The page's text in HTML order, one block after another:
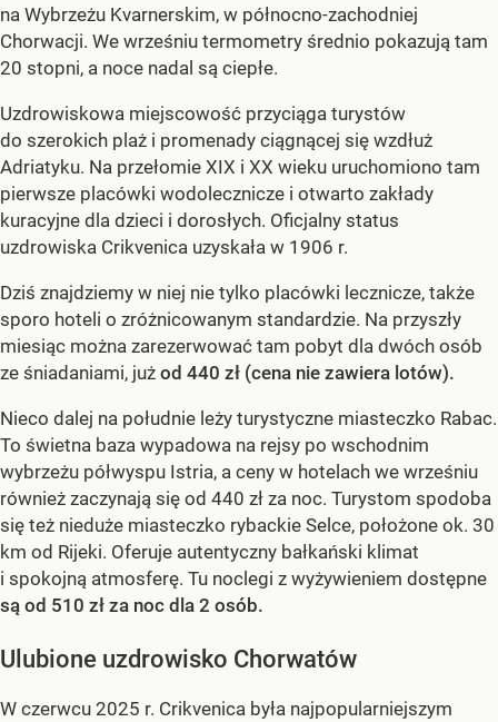
na Wybrzeżu Kvarnerskim, w północno-zachodniej
Chorwacji. We wrześniu termometry średnio pokazują tam
20 stopni, a noce nadal są ciepłe.
Uzdrowiskowa miejscowość przyciąga turystów
do szerokich plaż i promenady ciągnącej się wzdłuż
Adriatyku. Na przełomie XIX i XX wieku uruchomiono tam
pierwsze placówki wodolecznicze i otwarto zakłady
kuracyjne dla dzieci i dorosłych. Oficjalny status
uzdrowiska Crikvenica uzyskała w 1906 r.
Dziś znajdziemy w niej nie tylko placówki lecznicze, także
sporo hoteli o zróżnicowanym standardzie. Na przyszły
miesiąc można zarezerwować tam pobyt dla dwóch osób
ze śniadaniami, już od 440 zł (cena nie zawiera lotów).
Nieco dalej na południe leży turystyczne miasteczko Rabac.
To świetna baza wypadowa na rejsy po wschodnim
wybrzeżu półwyspu Istria, a ceny w hotelach we wrześniu
również zaczynają się od 440 zł za noc. Turystom spodoba
się też nieduże miasteczko rybackie Selce, położone ok. 30
km od Rijeki. Oferuje autentyczny bałkański klimat
i spokojną atmosferę. Tu noclegi z wyżywieniem dostępne
są od 510 zł za noc dla 2 osób.
Ulubione uzdrowisko Chorwatów
W czerwcu 2025 r. Crikvenica była najpopularniejszym